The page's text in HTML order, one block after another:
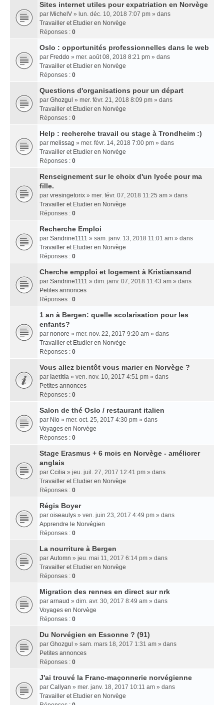
Sites internet utiles pour expatriation en Norvège
par MichelV » lun. déc. 10, 2018 7:07 pm » dans
Travailler et Etudier en Norvège
Réponses : 0
Oslo : opportunités professionnelles dans le web
par Freddo » mer. août 08, 2018 8:21 pm » dans
Travailler et Etudier en Norvège
Réponses : 0
Questions d'organisations pour un départ
par Ghozgul » mer. févr. 21, 2018 8:09 pm » dans
Travailler et Etudier en Norvège
Réponses : 0
Help : recherche travail ou stage à Trondheim :)
par melissag » mer. févr. 14, 2018 7:00 pm » dans
Travailler et Etudier en Norvège
Réponses : 0
Renseignement sur le choix d'un lycée pour ma
fille.
par vresingetorix » mer. févr. 07, 2018 11:25 am » dans
Travailler et Etudier en Norvège
Réponses : 0
Recherche Emploi
par Sandrine1111 » sam. janv. 13, 2018 11:01 am » dans
Travailler et Etudier en Norvège
Réponses : 0
Cherche empploi et logement à Kristiansand
par Sandrine1111 » dim. janv. 07, 2018 11:43 am » dans
Petites annonces
Réponses : 0
1 an à Bergen: quelle scolarisation pour les
enfants?
par nonore » mer. nov. 22, 2017 9:20 am » dans
Travailler et Etudier en Norvège
Réponses : 0
Vous allez bientôt vous marier en Norvège ?
par laetitia » ven. nov. 10, 2017 4:51 pm » dans
Petites annonces
Réponses : 0
Salon de thé Oslo / restaurant italien
par Nio » mer. oct. 25, 2017 4:30 pm » dans
Voyages en Norvège
Réponses : 0
Stage Erasmus + 6 mois en Norvège - améliorer
anglais
par Ccilia » jeu. juil. 27, 2017 12:41 pm » dans
Travailler et Etudier en Norvège
Réponses : 0
Régis Boyer
par oiseaulys » ven. juin 23, 2017 4:49 pm » dans
Apprendre le Norvégien
Réponses : 0
La nourriture à Bergen
par Automn » jeu. mai 11, 2017 6:14 pm » dans
Travailler et Etudier en Norvège
Réponses : 0
Migration des rennes en direct sur nrk
par arnaud » dim. avr. 30, 2017 8:49 am » dans
Voyages en Norvège
Réponses : 0
Du Norvégien en Essonne ? (91)
par Ghozgul » sam. mars 18, 2017 1:31 am » dans
Petites annonces
Réponses : 0
J'ai trouvé la Franc-maçonnerie norvégienne
par Callyan » mer. janv. 18, 2017 10:11 am » dans
Travailler et Etudier en Norvège